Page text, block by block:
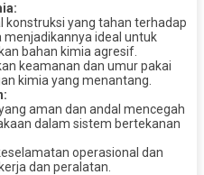
konstruksi yang tahan terhadap
menjadikannya ideal untuk
bahan kimia agresif.
keamanan dan umur pakai
kimia yang menantang.
aman dan andal mencegah
dalam sistem bertekanan
operasional dan
dan peralatan.